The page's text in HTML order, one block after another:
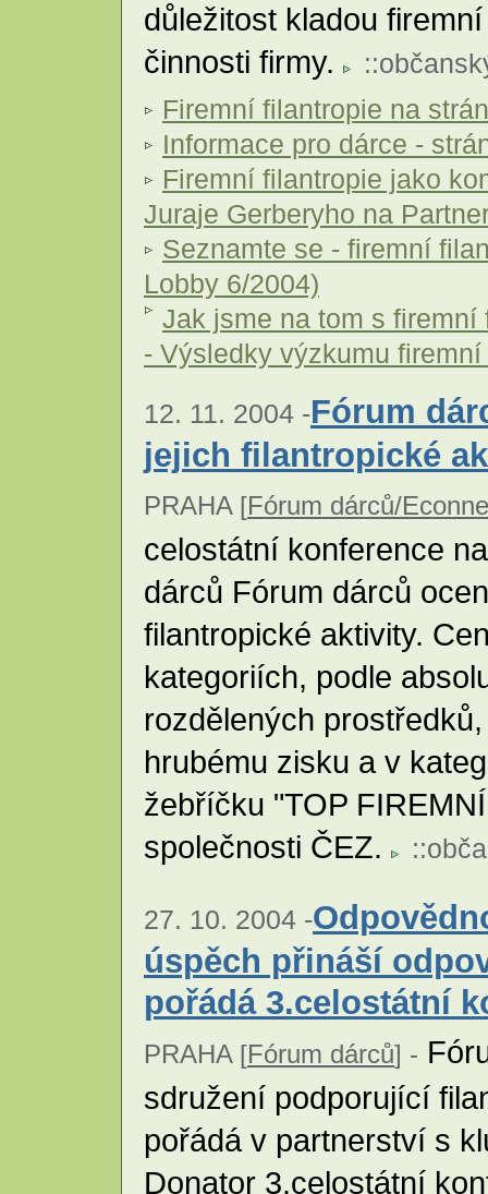
důležitost kladou
činnosti firmy.
::
Firemní filantropie na
Informace pro dárce -
Firemní filantropie jako
Juraje Gerberyho na
Seznamte se - firemní
Lobby 6/2004)
Jak jsme na tom s
- Výsledky výzkumu
12. 11. 2004 -Fórum
jejich filantropické
PRAHA [Fórum dárců/
celostátní konference
dárců Fórum dárců
filantropické aktivity.
kategoriích, podle
rozdělených
hrubému zisku a v
žebříčku "TOP
společnosti ČEZ.
::
27. 10. 2004 -
úspěch přináší
pořádá 3.celostátní
PRAHA [Fórum dárců] -
sdružení podporující
pořádá v partnerství s
Donator 3.celostátní